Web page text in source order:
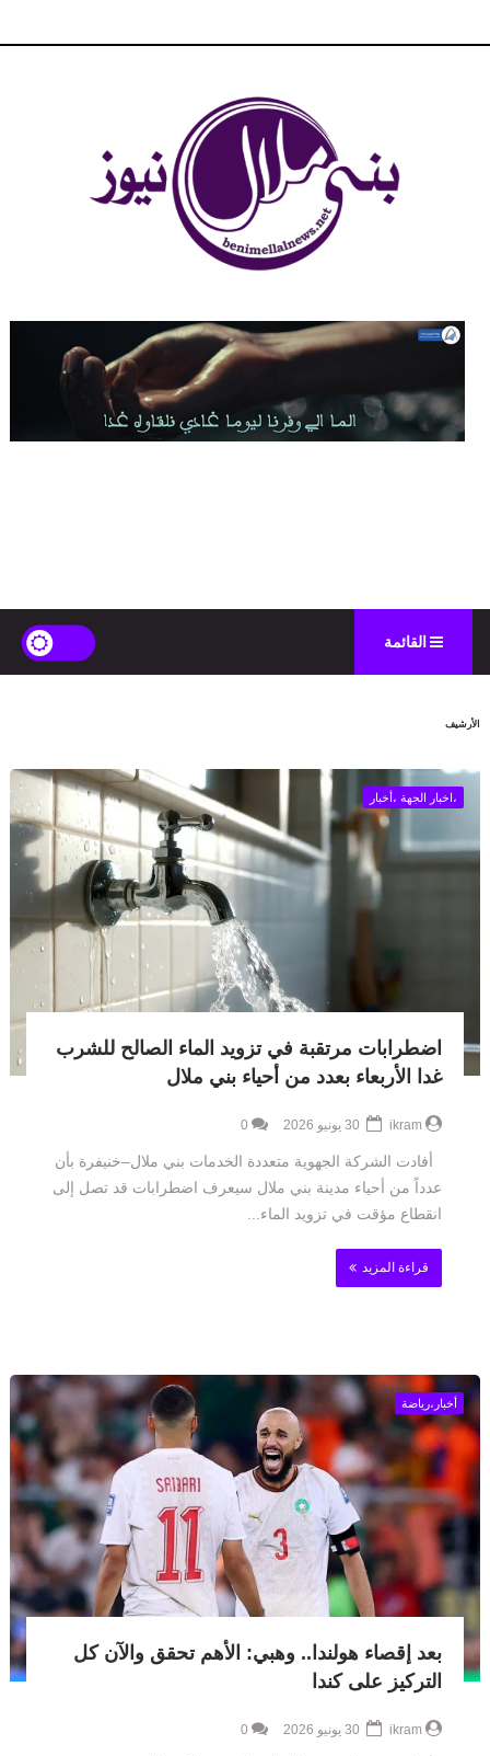
القائمة
الأرشيف
،اخبار الجهة ،أخبار
اضطرابات مرتقبة في تزويد الماء الصالح للشرب
غدا الأربعاء بعدد من أحياء بني ملال
ikram
0
أفادت الشركة الجهوية متعددة الخدمات بني ملال–خنيفرة بأن
عدداً من أحياء مدينة بني ملال سيعرف اضطرابات قد تصل إلى
انقطاع مؤقت في تزويد الماء...
قراءة المزيد
أخبار،رياضة
بعد إقصاء هولندا.. وهبي: الأهم تحقق والآن كل
التركيز على كندا
ikram
0